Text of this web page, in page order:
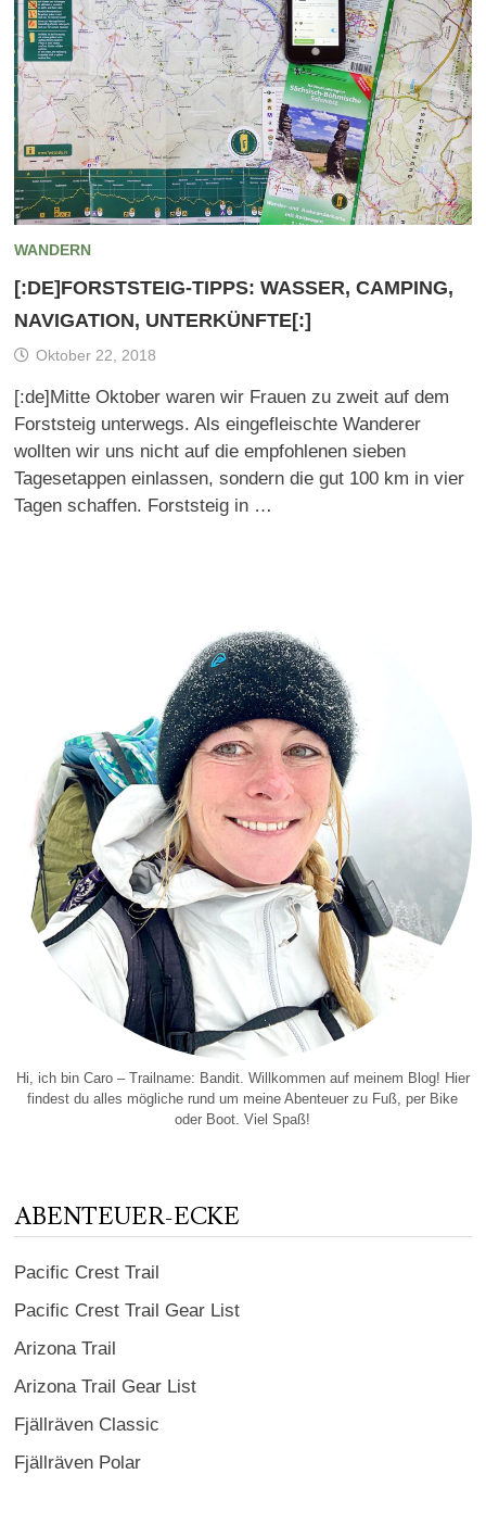
WANDERN
[:DE]FORSTSTEIG-TIPPS: WASSER, CAMPING,
NAVIGATION, UNTERKÜNFTE[:]
Oktober 22, 2018
[:de]Mitte Oktober waren wir Frauen zu zweit auf dem
Forststeig unterwegs. Als eingefleischte Wanderer
wollten wir uns nicht auf die empfohlenen sieben
Tagesetappen einlassen, sondern die gut 100 km in vier
Tagen schaffen. Forststeig in …
Hi, ich bin Caro – Trailname: Bandit. Willkommen auf meinem Blog! Hier
findest du alles mögliche rund um meine Abenteuer zu Fuß, per Bike
oder Boot. Viel Spaß!
ABENTEUER-ECKE
Pacific Crest Trail
Pacific Crest Trail Gear List
Arizona Trail
Arizona Trail Gear List
Fjällräven Classic
Fjällräven Polar